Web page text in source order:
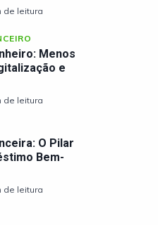
de leitura
Menos
e
de leitura
O Pilar
Bem-
de leitura